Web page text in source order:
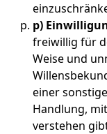
p)
freiwillig für
Weise und
einer
Handlung,
verstehen